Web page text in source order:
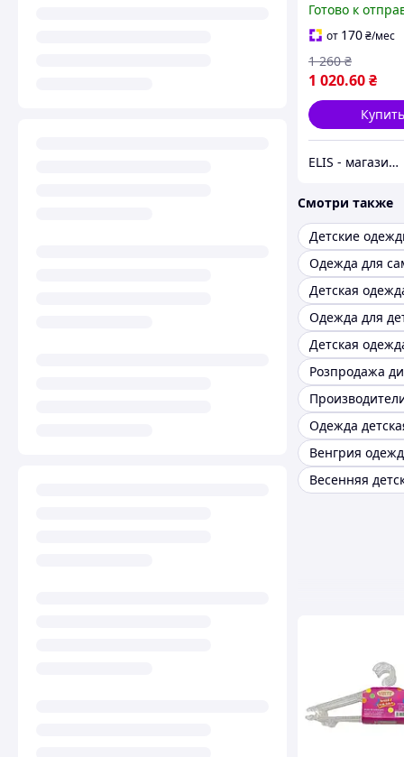
(футболка и
Готово к
от 170₴/мес
1 020.60₴
1 260 ₴
Купить
ELIS - магазин спортивной одежды
Смотри также
Детские
Детская
Одежда для
Одежда